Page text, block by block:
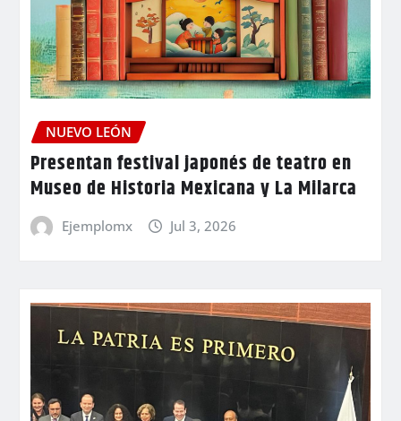
NUEVO LEÓN
Presentan festival japonés de teatro en
Museo de Historia Mexicana y La Milarca
Ejemplomx Jul 3, 2026